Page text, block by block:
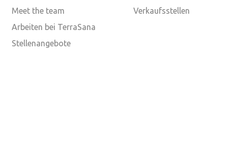
Meet the team
Arbeiten bei TerraSana
Stellenangebote
Verkaufsstellen